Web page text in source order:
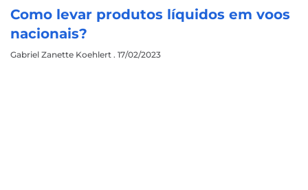
Como levar produtos líquidos em voos
nacionais?
Gabriel Zanette Koehlert 17/02/2023